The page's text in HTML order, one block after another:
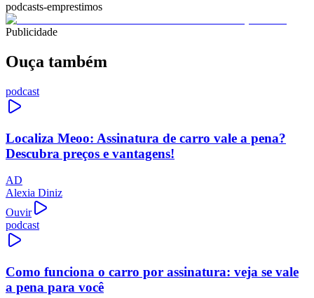
podcasts-emprestimos
Publicidade
Ouça também
podcast
Localiza Meoo: Assinatura de carro vale a pena?
Descubra preços e vantagens!
AD
Alexia Diniz
Ouvir
podcast
Como funciona o carro por assinatura: veja se vale
a pena para você